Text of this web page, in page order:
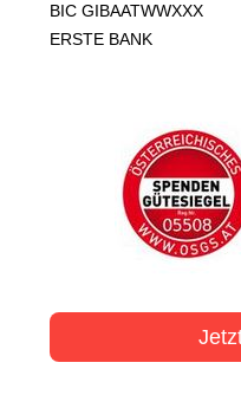
BIC GIBAATWWXXX
ERSTE BANK